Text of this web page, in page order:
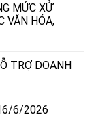
MỨC XỬ
VĂN HÓA,
TRỢ DOANH
6/2026